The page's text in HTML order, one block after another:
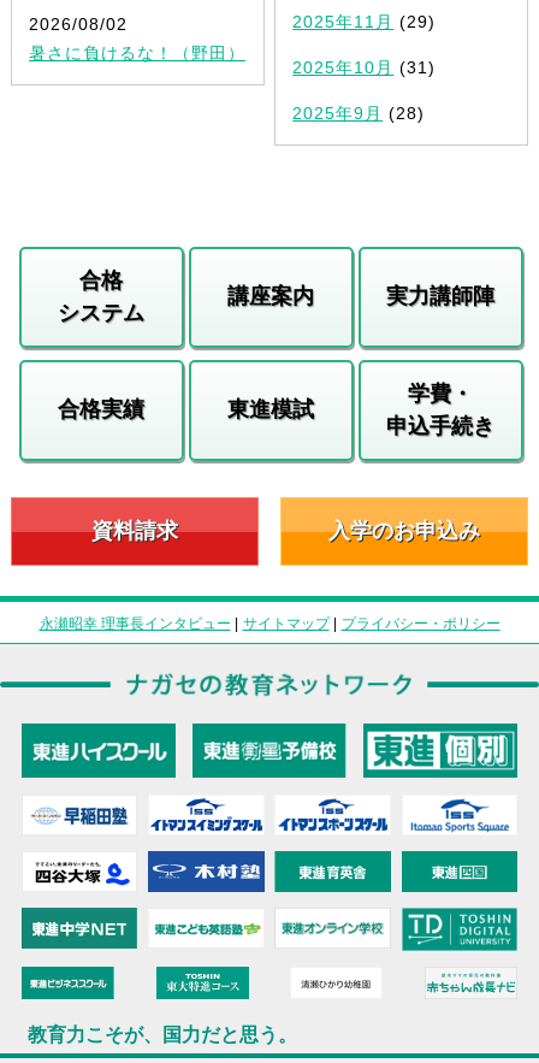
2026/08/02
暑さに負けるな！（野田）
2025年11月 (29)
2025年10月 (31)
2025年9月 (28)
合格
システム
講座案内 実力講師陣
合格実績 東進模試
学費・
申込手続き
資料請求 入学のお申込み
永瀬昭幸 理事長インタビュー | サイトマップ| プライバシー・ポリシー
教育力こそが、国力だと思う。